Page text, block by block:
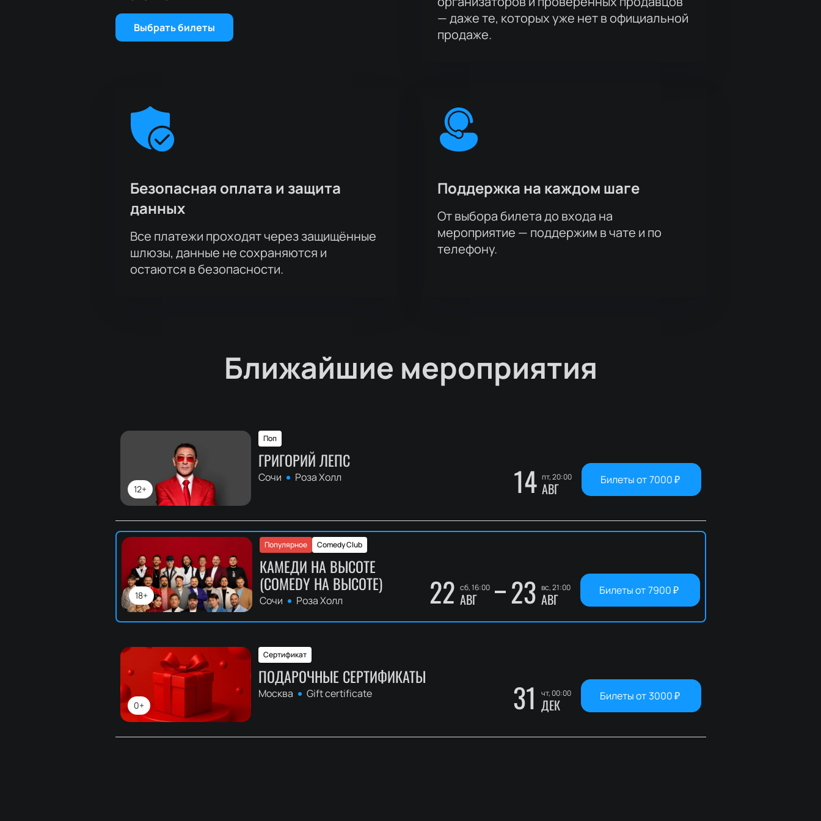
Выбрать билеты
— даже те, которых уже нет в официальной
продаже.
Безопасная оплата и защита
данных
Все платежи проходят через защищённые
шлюзы, данные не сохраняются и
остаются в безопасности.
Поддержка на каждом шаге
От выбора билета до входа на
мероприятие — поддержим в чате и по
телефону.
Ближайшие мероприятия
12+
Поп
ГРИГОРИЙ ЛЕПС
Сочи Роза Холл 14 пт, 20:00
АВГ Билеты от 7000₽
18+
Comedy Club
Популярное
КАМЕДИ НА ВЫСОТЕ
(COMEDY НА ВЫСОТЕ)
Сочи Роза Холл 22 сб, 16:00
АВГ 23 вс, 21:00
АВГ Билеты от 7900₽
0+
Сертификат
ПОДАРОЧНЫЕ СЕРТИФИКАТЫ
Москва Gift certificate 31 чт, 00:00
ДЕК Билеты от 3000₽